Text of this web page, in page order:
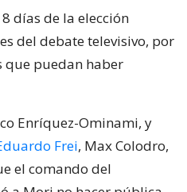
días de la elección
del debate televisivo, por
que puedan haber
Enríquez-Ominami, y
Frei, Max Colodro,
el comando del